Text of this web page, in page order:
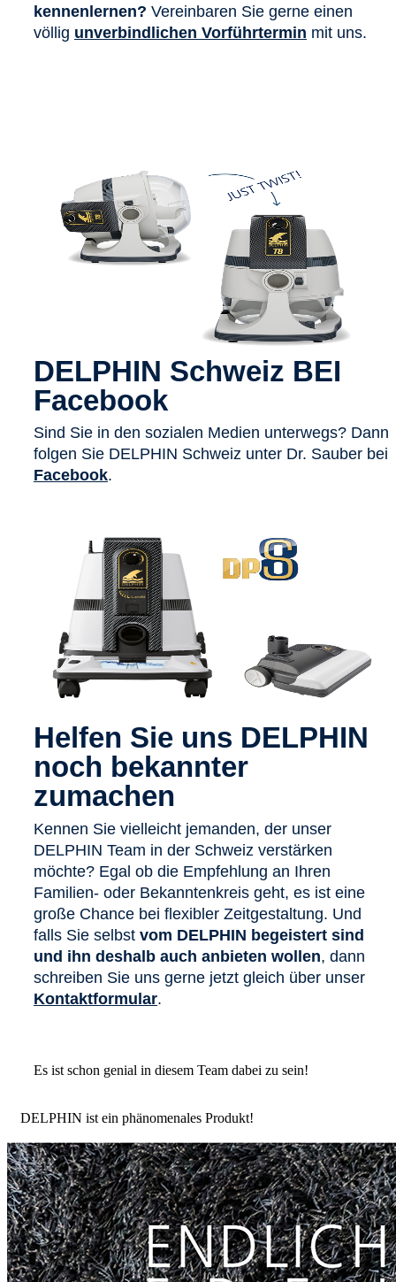
kennenlernen? Vereinbaren Sie gerne einen
völlig unverbindlichen Vorführtermin mit uns.
DELPHIN Schweiz BEI
Facebook
Sind Sie in den sozialen Medien unterwegs? Dann
folgen Sie DELPHIN Schweiz unter Dr. Sauber bei
Facebook.
Helfen Sie uns DELPHIN
noch bekannter
zumachen
Kennen Sie vielleicht jemanden, der unser
DELPHIN Team in der Schweiz verstärken
möchte? Egal ob die Empfehlung an Ihren
Familien- oder Bekanntenkreis geht, es ist eine
große Chance bei flexibler Zeitgestaltung. Und
falls Sie selbst vom DELPHIN begeistert sind
und ihn deshalb auch anbieten wollen, dann
schreiben Sie uns gerne jetzt gleich über unser
Kontaktformular.
Es ist schon genial in diesem Team dabei zu sein!
DELPHIN ist ein phänomenales Produkt!